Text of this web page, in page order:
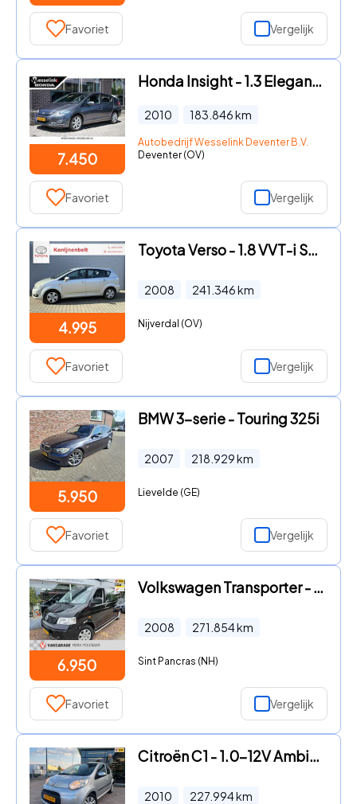
Favoriet Vergelijk
7.450
Honda Insight - 1.3 Elegance | Clima | Cruise | Dealer onderhouden|
2010 183.846km
Autobedrijf Wesselink Deventer B.V.
Deventer (OV)
Favoriet Vergelijk
4.995
Toyota Verso - 1.8 VVT-i Sol Automaat | 7-persoons | Trekhaak | NL auto
2008 241.346km
Nijverdal (OV)
Favoriet Vergelijk
5.950
BMW 3-serie - Touring 325i
2007 218.929km
Lievelde (GE)
Favoriet Vergelijk
6.950
Volkswagen Transporter - 2.5 TDI 340 Trendline DC, iedeaal voor vakantie! marge bus
2008 271.854km
Sint Pancras (NH)
Favoriet Vergelijk
Citroën C1 - 1.0-12V Ambiance| Airco
2010 227.994km